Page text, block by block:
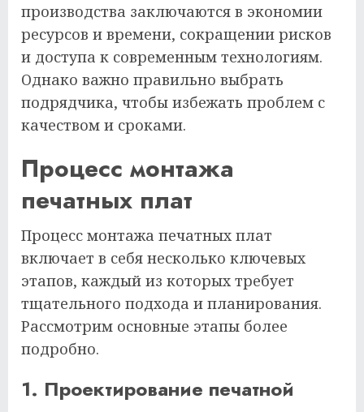
производства заключаются в экономии
ресурсов и времени, сокращении рисков
и доступа к современным технологиям.
Однако важно правильно выбрать
подрядчика, чтобы избежать проблем с
качеством и сроками.
Процесс монтажа
печатных плат
Процесс монтажа печатных плат
включает в себя несколько ключевых
этапов, каждый из которых требует
тщательного подхода и планирования.
Рассмотрим основные этапы более
подробно.
1. Проектирование печатной